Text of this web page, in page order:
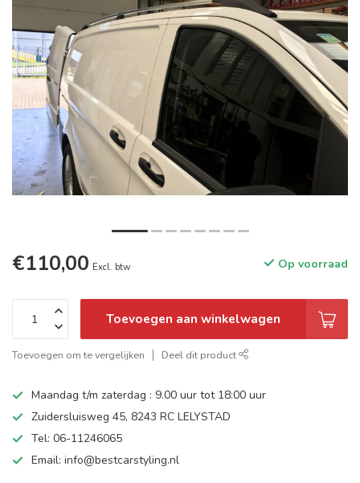
€110,00 Excl. btw Op voorraad
Toevoegen aan winkelwagen
Toevoegen om te vergelijken Deel dit product
Maandag t/m zaterdag : 9.00 uur tot 18:00 uur
Zuidersluisweg 45, 8243 RC LELYSTAD
Tel: 06-11246065
Email: info@bestcarstyling.nl